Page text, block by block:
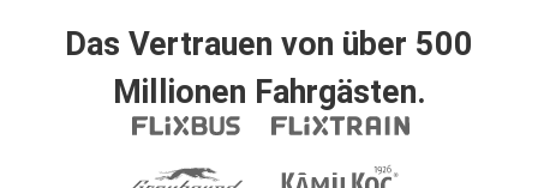
Das Vertrauen von über 500
Millionen Fahrgästen.